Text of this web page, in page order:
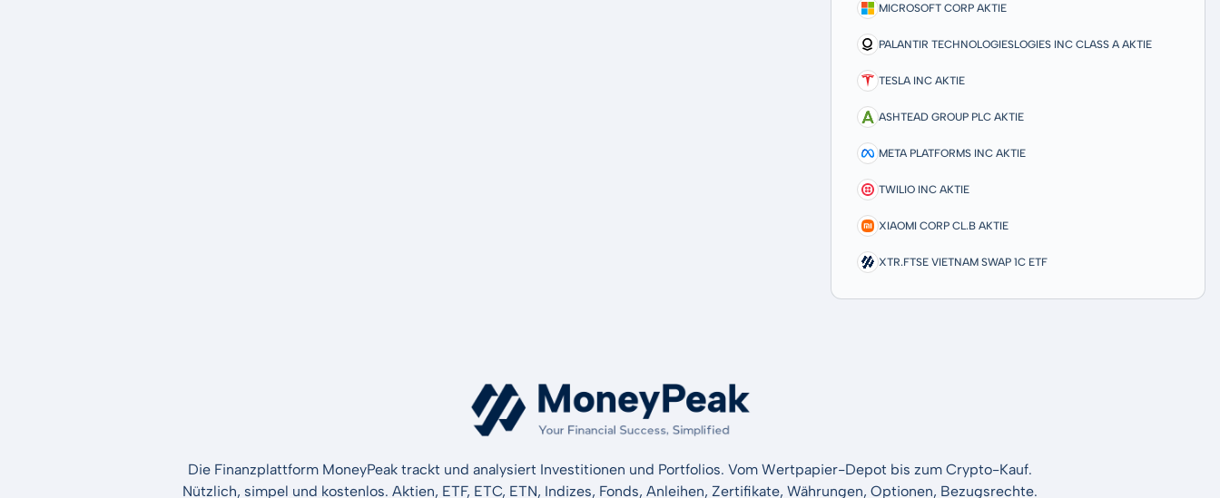
MICROSOFT CORP AKTIE
PALANTIR TECHNOLOGIESLOGIES INC CLASS A AKTIE
TESLA INC AKTIE
ASHTEAD GROUP PLC AKTIE
META PLATFORMS INC AKTIE
TWILIO INC AKTIE
XIAOMI CORP CL.B AKTIE
XTR.FTSE VIETNAM SWAP 1C ETF
Die Finanzplattform MoneyPeak trackt und analysiert Investitionen und Portfolios. Vom Wertpapier-Depot bis zum Crypto-Kauf.
Nützlich, simpel und kostenlos. Aktien, ETF, ETC, ETN, Indizes, Fonds, Anleihen, Zertifikate, Währungen, Optionen, Bezugsrechte.